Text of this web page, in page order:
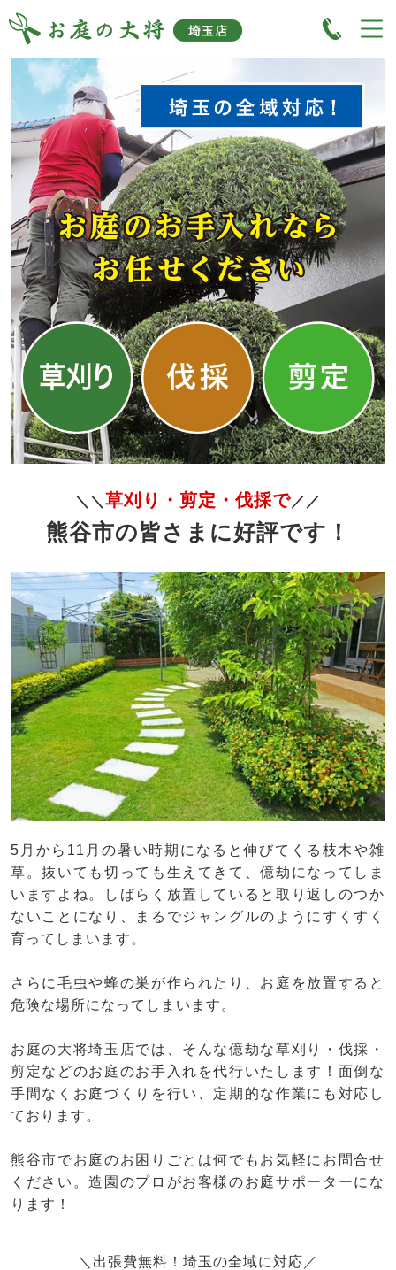
＼＼ 草刈り・剪定・伐採で／／
熊谷市の皆さまに好評です！
5月から11月の暑い時期になると伸びてくる枝木や雑
草。抜いても切っても生えてきて、億劫になってしま
いますよね。しばらく放置していると取り返しのつか
ないことになり、まるでジャングルのようにすくすく
育ってしまいます。
さらに毛虫や蜂の巣が作られたり、お庭を放置すると
危険な場所になってしまいます。
お庭の大将埼玉店では、そんな億劫な草刈り・伐採・
剪定などのお庭のお手入れを代行いたします！面倒な
手間なくお庭づくりを行い、定期的な作業にも対応し
ております。
熊谷市でお庭のお困りごとは何でもお気軽にお問合せ
ください。造園のプロがお客様のお庭サポーターにな
ります！
＼出張費無料！埼玉の全域に対応／